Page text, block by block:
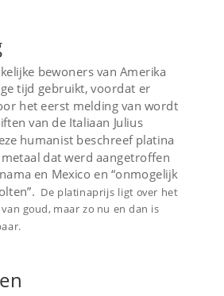
bewoners van Amerika
tijd gebruikt, voordat er
het eerst melding van wordt
van de Italiaan Julius
humanist beschreef platina
dat werd aangetroffen
en Mexico en “onmogelijk
De platinaprijs ligt over het
goud, maar zo nu en dan is